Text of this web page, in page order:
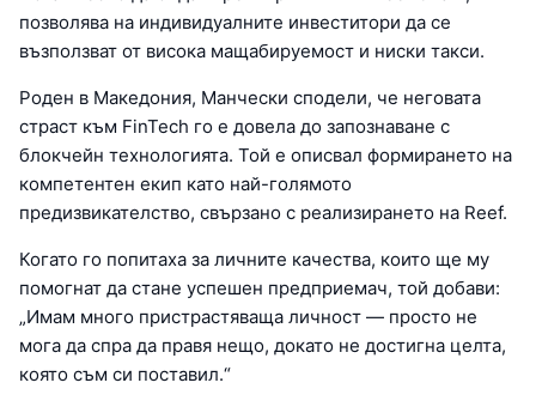
позволява на индивидуалните инвеститори да се
възползват от висока мащабируемост и ниски такси.
Роден в Македония, Манчески сподели, че неговата
страст към FinTech го е довела до запознаване с
блокчейн технологията. Той е описвал формирането на
компетентен екип като най-голямото
предизвикателство, свързано с реализирането на Reef.
Когато го попитаха за личните качества, които ще му
помогнат да стане успешен предприемач, той добави:
„Имам много пристрастяваща личност — просто не
мога да спра да правя нещо, докато не достигна целта,
която съм си поставил.“